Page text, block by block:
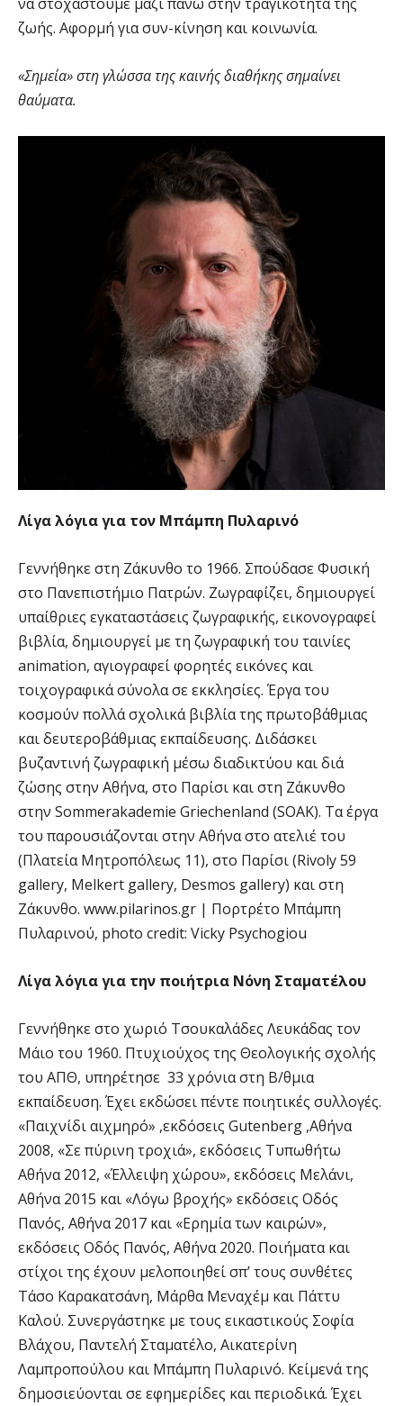
ζωής. Αφορμή για συν-κίνηση και κοινωνία.
«Σημεία» στη γλώσσα της καινής διαθήκης σημαίνει
θαύματα.
Λίγα λόγια για τον Μπάμπη Πυλαρινό
Γεννήθηκε στη Ζάκυνθο το 1966. Σπούδασε Φυσική
στο Πανεπιστήμιο Πατρών. Ζωγραφίζει, δημιουργεί
υπαίθριες εγκαταστάσεις ζωγραφικής, εικονογραφεί
βιβλία, δημιουργεί με τη ζωγραφική του ταινίες
animation, αγιογραφεί φορητές εικόνες και
τοιχογραφικά σύνολα σε εκκλησίες. Έργα του
κοσμούν πολλά σχολικά βιβλία της πρωτοβάθμιας
και δευτεροβάθμιας εκπαίδευσης. Διδάσκει
βυζαντινή ζωγραφική μέσω διαδικτύου και διά
ζώσης στην Αθήνα, στο Παρίσι και στη Ζάκυνθο
στην Sommerakademie Griechenland (SOAK). Τα έργα
του παρουσιάζονται στην Αθήνα στο ατελιέ του
(Πλατεία Μητροπόλεως 11), στο Παρίσι (Rivoly 59
gallery, Melkert gallery, Desmos gallery) και στη
Ζάκυνθο. www.pilarinos.gr | Πορτρέτο Μπάμπη
Πυλαρινού, photo credit: Vicky Psychogiou
Λίγα λόγια για την ποιήτρια Νόνη Σταματέλου
Γεννήθηκε στο χωριό Τσουκαλάδες Λευκάδας τον
Μάιο του 1960. Πτυχιούχος της Θεολογικής σχολής
του ΑΠΘ, υπηρέτησε 33 χρόνια στη Β/θμια
εκπαίδευση. Έχει εκδώσει πέντε ποιητικές συλλογές.
«Παιχνίδι αιχμηρό» ,εκδόσεις Gutenberg ,Αθήνα
2008, «Σε πύρινη τροχιά», εκδόσεις Τυπωθήτω
Αθήνα 2012, «Έλλειψη χώρου», εκδόσεις Μελάνι,
Αθήνα 2015 και «Λόγω βροχής» εκδόσεις Οδός
Πανός, Αθήνα 2017 και «Ερημία των καιρών»,
εκδόσεις Οδός Πανός, Αθήνα 2020. Ποιήματα και
στίχοι της έχουν μελοποιηθεί σπ’ τους συνθέτες
Τάσο Καρακατσάνη, Μάρθα Μεναχέμ και Πάττυ
Καλού. Συνεργάστηκε με τους εικαστικούς Σοφία
Βλάχου, Παντελή Σταματέλο, Αικατερίνη
Λαμπροπούλου και Μπάμπη Πυλαρινό. Κείμενά της
δημοσιεύονται σε εφημερίδες και περιοδικά. Έχει